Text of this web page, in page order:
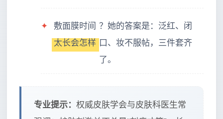
✦
敷面膜时间
太长会怎样
？她的答案是：泛红、闭
口、妆不服帖，三件套齐
了。
专业提示： 权威皮肤学会与皮肤科医生常